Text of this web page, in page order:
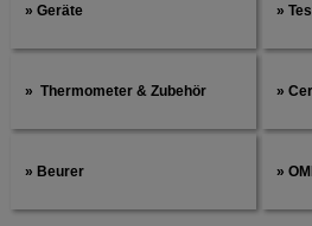
Geräte
Thermometer & Zubehör
Beurer